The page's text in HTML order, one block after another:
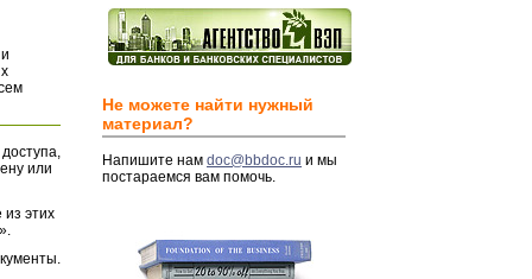
или
этих
Не можете найти нужный
материал?
Напишите нам doc@bbdoc.ru и мы
постараемся вам помочь.